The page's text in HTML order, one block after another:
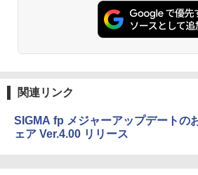
関連リンク
SIGMA fp メジャーアップデートの
ェア Ver.4.00 リリース